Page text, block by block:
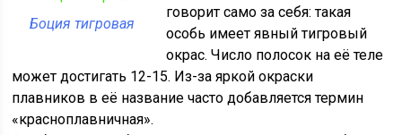
Боция тигровая
говорит само за себя: такая
особь имеет явный тигровый
окрас. Число полосок на её теле
может достигать 12-15. Из-за яркой окраски
плавников в её название часто добавляется термин
«красноплавничная».